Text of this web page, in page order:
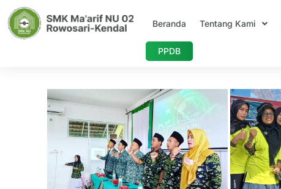
Skip
content
Beranda Tentang Kami
PPDB